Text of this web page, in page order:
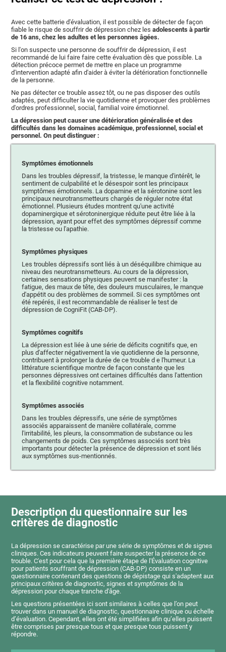
Avec cette batterie d'évaluation, il est possible de détecter de façon
fiable le risque de souffrir de dépression chez lesadolescents à partir
de 16 ans, chez les adultes et les personnes âgées.
Si l'on suspecte une personne de souffrir de dépression, il est
recommandé de lui faire faire cette évaluation dès que possible. La
détection précoce permet de mettre en place un programme
d'intervention adapté afin d'aider à éviter la détérioration fonctionnelle
de la personne.
Ne pas détecter ce trouble assez tôt, ou ne pas disposer des outils
adaptés, peut difficulter la vie quotidienne et provoquer des problèmes
d'ordres professionnel, social, familial voire émotionnel.
La dépression peut causer une détérioration généralisée et des
difficultés dans les domaines académique, professionnel, social et
personnel. On peut distinguer :
Symptômes émotionnels
Dans les troubles dépressif, la tristesse, le manque d'intérêt, le
sentiment de culpabilité et le désespoir sont les principaux
symptômes émotionnels. La dopamine et la sérotonine sont les
principaux neurotransmetteurs chargés de réguler notre état
émotionnel. Plusieurs études montrent qu'une activité
dopaminergique et sérotoninergique réduite peut être liée à la
dépression, ayant pour effet des symptômes dépressif comme
la tristesse ou l'apathie.
Symptômes physiques
Les troubles dépressifs sont liés à un déséquilibre chimique au
niveau des neurotransmetteurs. Au cours de la dépression,
certaines sensations physiques peuvent se manifester : la
fatigue, des maux de tête, des douleurs musculaires, le manque
d'appétit ou des problèmes de sommeil. Si ces symptômes ont
été repérés, il est recommandable de réaliser le test de
dépression de CogniFit (CAB-DP).
Symptômes cognitifs
La dépression est liée à une série de déficits cognitifs que, en
plus d'affecter négativement la vie quotidienne de la personne,
contribuent à prolonger la durée de ce trouble d e l'humeur. La
littérature scientifique montre de façon constante que les
personnes dépressives ont certaines difficultés dans l'attention
et la flexibilité cognitive notamment.
Symptômes associés
Dans les troubles dépressifs, une série de symptômes
associés apparaissent de manière collatérale, comme
l'irritabilité, les pleurs, la consommation de substance ou les
changements de poids. Ces symptômes associés sont très
importants pour détecter la présence de dépression et sont liés
aux symptômes sus-mentionnés.
Description du questionnaire sur les
critères de diagnostic
La dépression se caractérise par une série de symptômes et de signes
cliniques. Ces indicateurs peuvent faire suspecter la présence de ce
trouble. C'est pour cela que la première étape de l'Évaluation cognitive
pour patients souffrant de dépression (CAB-DP) consiste en un
questionnaire contenant des questions de dépistage qui s'adaptent aux
principaux critères de diagnostic, signes et symptômes de la
dépression pour chaque tranche d'âge.
Les questions présentées ici sont similaires à celles que l’on peut
trouver dans un manuel de diagnostic, questionnaire clinique ou échelle
d’évaluation. Cependant, elles ont été simplifiées afin qu’elles puissent
être comprises par presque tous et que presque tous puissent y
répondre.